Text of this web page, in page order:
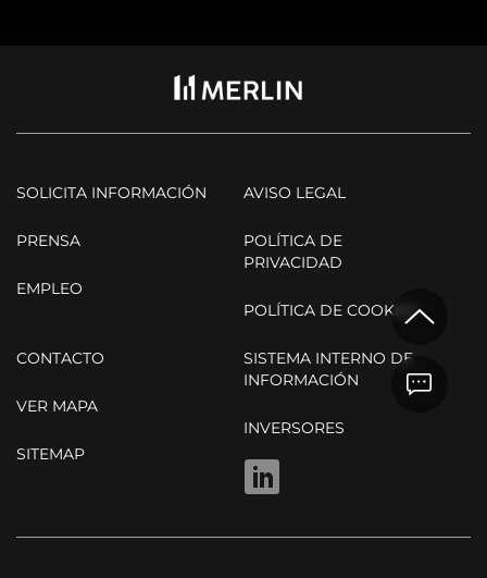
SOLICITA INFORMACIÓN
PRENSA
EMPLEO
AVISO LEGAL
POLÍTICA DE
PRIVACIDAD
POLÍTICA DE COOKIES
CONTACTO
VER MAPA
SITEMAP
SISTEMA INTERNO DE
INFORMACIÓN
INVERSORES
LINKEDIN